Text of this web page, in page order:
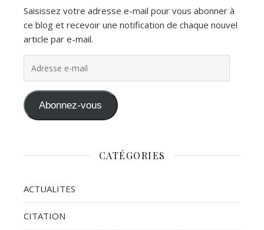
Saisissez votre adresse e-mail pour vous abonner à
ce blog et recevoir une notification de chaque nouvel
article par e-mail.
Abonnez-vous
CATÉGORIES
ACTUALITES
CITATION